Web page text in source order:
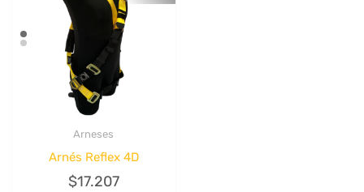
Arneses
Arnés Reflex 4D
$17.207